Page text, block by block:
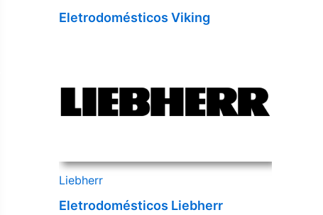
Eletrodomésticos Viking
Liebherr
Eletrodomésticos Liebherr